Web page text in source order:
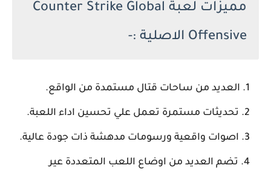
مميزات لعبة Counter Strike Global
Offensive الاصلية :-
العديد من ساحات قتال مستمدة من الواقع.
تحديثات مستمرة تعمل علي تحسين اداء اللعبة.
اصوات واقعية ورسومات مدهشة ذات جودة عالية.
تضم العديد من اوضاع اللعب المتعددة عير